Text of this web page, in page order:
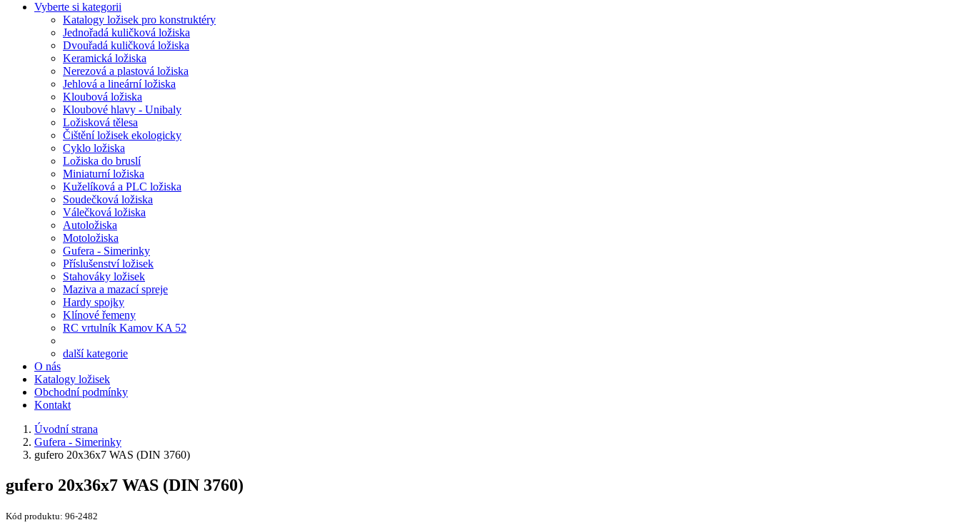
Vyberte si kategorii
Katalogy ložisek pro konstruktéry
Jednořadá kuličková ložiska
Dvouřadá kuličková ložiska
Keramická ložiska
Nerezová a plastová ložiska
Jehlová a lineární ložiska
Kloubová ložiska
Kloubové hlavy - Unibaly
Ložisková tělesa
Čištění ložisek ekologicky
Cyklo ložiska
Ložiska do bruslí
Miniaturní ložiska
Kuželíková a PLC ložiska
Soudečková ložiska
Válečková ložiska
Autoložiska
Motoložiska
Gufera - Simerinky
Příslušenství ložisek
Stahováky ložisek
Maziva a mazací spreje
Hardy spojky
Klínové řemeny
RC vrtulník Kamov KA 52
další kategorie
O nás
Katalogy ložisek
Obchodní podmínky
Kontakt
Úvodní strana
Gufera - Simerinky
gufero 20x36x7 WAS (DIN 3760)
gufero 20x36x7 WAS (DIN 3760)
Kód produktu: 96-2482